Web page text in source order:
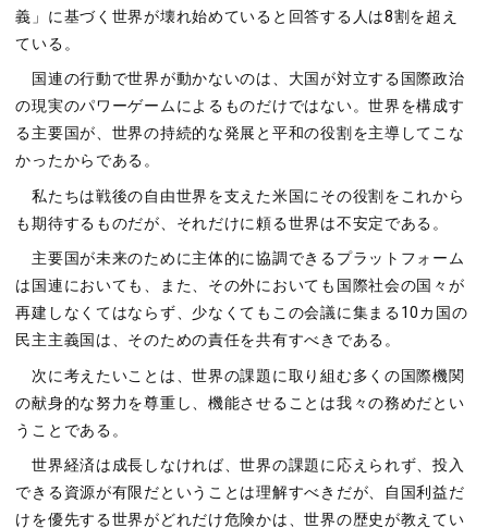
義」に基づく世界が壊れ始めていると回答する⼈は8割を超え
ている。
国連の⾏動で世界が動かないのは、⼤国が対⽴する国際政治
の現実のパワーゲームによるものだけではない。世界を構成す
る主要国が、世界の持続的な発展と平和の役割を主導してこな
かったからである。
私たちは戦後の⾃由世界を⽀えた⽶国にその役割をこれから
も期待するものだが、それだけに頼る世界は不安定である。
主要国が未来のために主体的に協調できるプラットフォーム
は国連においても、また、その外においても国際社会の国々が
再建しなくてはならず、少なくてもこの会議に集まる10カ国の
⺠主主義国は、そのための責任を共有すべきである。
次に考えたいことは、世界の課題に取り組む多くの国際機関
の献⾝的な努⼒を尊重し、機能させることは我々の務めだとい
うことである。
世界経済は成⻑しなければ、世界の課題に応えられず、投⼊
できる資源が有限だということは理解すべきだが、⾃国利益だ
けを優先する世界がどれだけ危険かは、世界の歴史が教えてい